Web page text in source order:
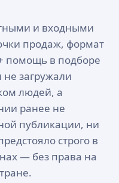
и входными
продаж, формат
помощь в подборе
загружали
людей, а
ранее не
публикации, ни
строго в
— без права на